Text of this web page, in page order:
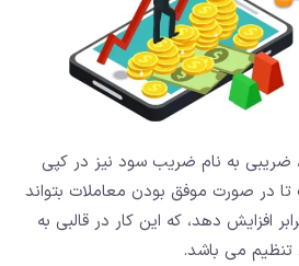
ضریبی به نام ضریب سود نیز در کپی
تا در صورت موفق بودن معاملات بتواند
خود را نیز تا 10 برابر افزایش دهد، که این کار در قالبی به
تنظیم می باشد.